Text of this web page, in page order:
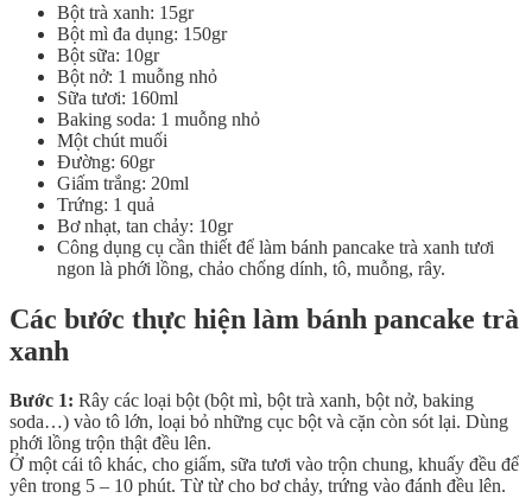
Bột trà xanh: 15gr
Bột mì đa dụng: 150gr
Bột sữa: 10gr
Bột nở: 1 muỗng nhỏ
Sữa tươi: 160ml
Baking soda: 1 muỗng nhỏ
Một chút muối
Đường: 60gr
Giấm trắng: 20ml
Trứng: 1 quả
Bơ nhạt, tan chảy: 10gr
Công dụng cụ cần thiết để làm bánh pancake trà xanh tươi
ngon là phới lồng, chảo chống dính, tô, muỗng, rây.
Các bước thực hiện làm bánh pancake trà
xanh
Bước 1: Rây các loại bột (bột mì, bột trà xanh, bột nở, baking
soda…) vào tô lớn, loại bỏ những cục bột và cặn còn sót lại. Dùng
phới lồng trộn thật đều lên.
Ở một cái tô khác, cho giấm, sữa tươi vào trộn chung, khuấy đều để
yên trong 5 – 10 phút. Từ từ cho bơ chảy, trứng vào đánh đều lên.